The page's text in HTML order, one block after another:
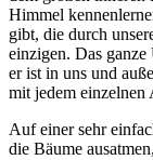
Himmel
gibt, die durch
einzigen. Das
er ist in uns und
mit jedem einzelnen
Auf einer sehr
die Bäume